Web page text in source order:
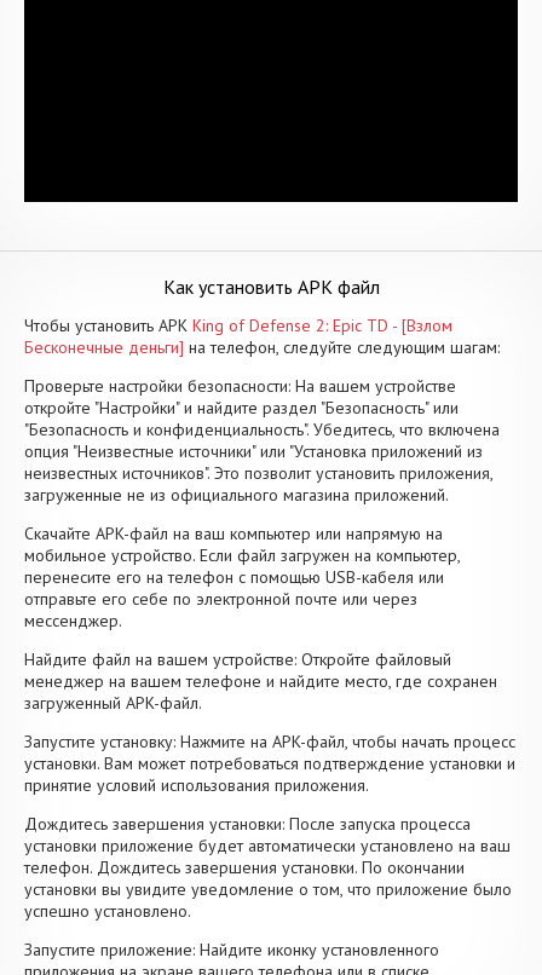
Как установить APK файл
Чтобы установить APK King of Defense 2: Epic TD - [Взлом
Бесконечные деньги] на телефон, следуйте следующим шагам:
Проверьте настройки безопасности: На вашем устройстве
откройте "Настройки" и найдите раздел "Безопасность" или
"Безопасность и конфиденциальность". Убедитесь, что включена
опция "Неизвестные источники" или "Установка приложений из
неизвестных источников". Это позволит установить приложения,
загруженные не из официального магазина приложений.
Скачайте APK-файл на ваш компьютер или напрямую на
мобильное устройство. Если файл загружен на компьютер,
перенесите его на телефон с помощью USB-кабеля или
отправьте его себе по электронной почте или через
мессенджер.
Найдите файл на вашем устройстве: Откройте файловый
менеджер на вашем телефоне и найдите место, где сохранен
загруженный APK-файл.
Запустите установку: Нажмите на APK-файл, чтобы начать процесс
установки. Вам может потребоваться подтверждение установки и
принятие условий использования приложения.
Дождитесь завершения установки: После запуска процесса
установки приложение будет автоматически установлено на ваш
телефон. Дождитесь завершения установки. По окончании
установки вы увидите уведомление о том, что приложение было
успешно установлено.
Запустите приложение: Найдите иконку установленного